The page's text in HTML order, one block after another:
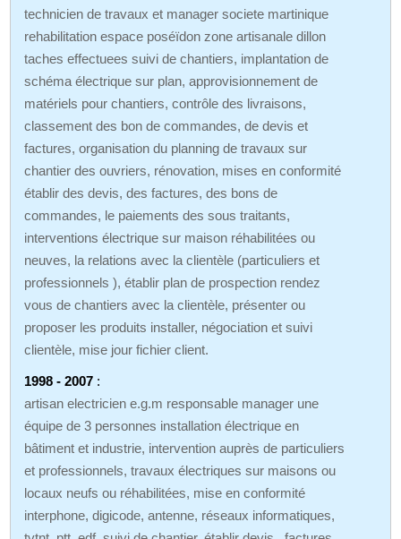
technicien de travaux et manager societe martinique
rehabilitation espace poséïdon zone artisanale dillon
taches effectuees suivi de chantiers, implantation de
schéma électrique sur plan, approvisionnement de
matériels pour chantiers, contrôle des livraisons,
classement des bon de commandes, de devis et
factures, organisation du planning de travaux sur
chantier des ouvriers, rénovation, mises en conformité
établir des devis, des factures, des bons de
commandes, le paiements des sous traitants,
interventions électrique sur maison réhabilitées ou
neuves, la relations avec la clientèle (particuliers et
professionnels ), établir plan de prospection rendez
vous de chantiers avec la clientèle, présenter ou
proposer les produits installer, négociation et suivi
clientèle, mise jour fichier client.
1998 - 2007 :
artisan electricien e.g.m responsable manager une
équipe de 3 personnes installation électrique en
bâtiment et industrie, intervention auprès de particuliers
et professionnels, travaux électriques sur maisons ou
locaux neufs ou réhabilitées, mise en conformité
interphone, digicode, antenne, réseaux informatiques,